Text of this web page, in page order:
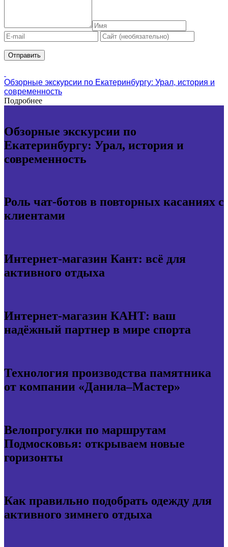
Обзорные экскурсии по Екатеринбургу: Урал, история и
современность
Подробнее
Обзорные экскурсии по
Екатеринбургу: Урал, история и
современность
Роль чат-ботов в повторных касаниях с
клиентами
Интернет-магазин Кант: всё для
активного отдыха
Интернет-магазин КАНТ: ваш
надёжный партнер в мире спорта
Технология производства памятника
от компании «Данила–Мастер»
Велопрогулки по маршрутам
Подмосковья: открываем новые
горизонты
Как правильно подобрать одежду для
активного зимнего отдыха